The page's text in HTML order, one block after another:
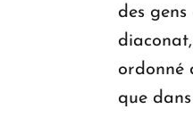
des
ordonné
que